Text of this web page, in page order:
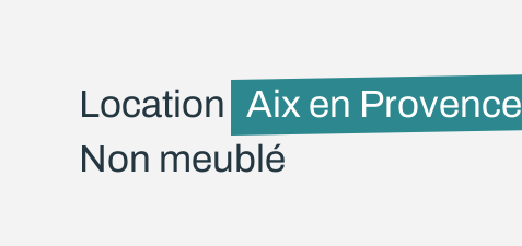
Location Aix en Provence
Non meublé